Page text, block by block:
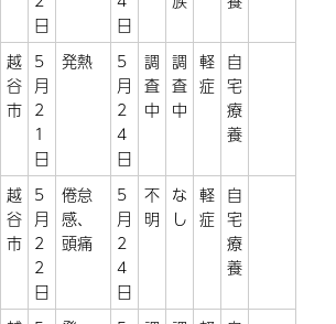
日
日
越
谷
市
5
月
2
1
日
発熱
5
月
2
4
日
調
査
中
調
査
中
軽
症
自
宅
療
養
越
谷
市
5
月
2
2
日
倦怠
感、
頭痛
5
月
2
4
日
不
明
な
し
軽
症
自
宅
療
養